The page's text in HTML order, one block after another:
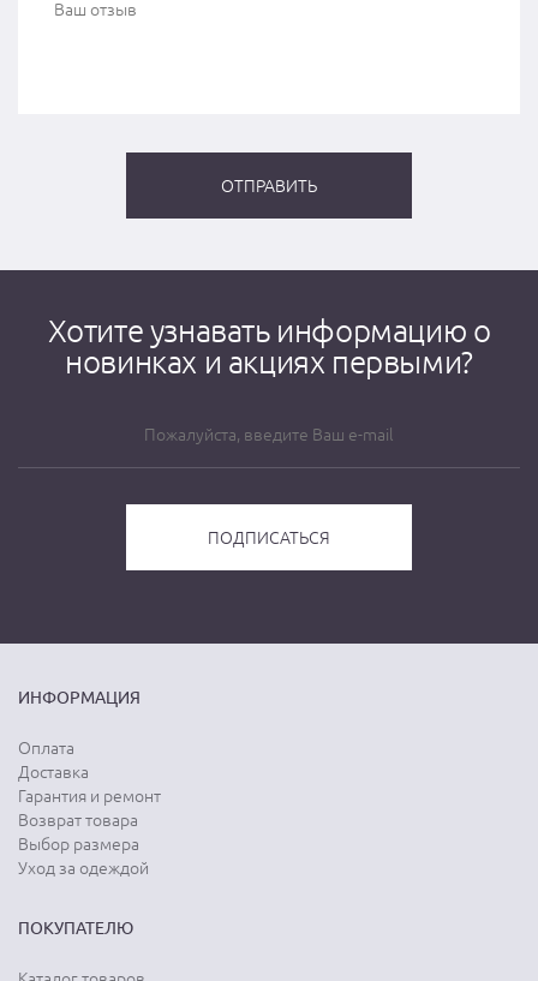
Хотите узнавать информацию о
новинках и акциях первыми?
ИНФОРМАЦИЯ
Оплата
Доставка
Гарантия и ремонт
Возврат товара
Выбор размера
Уход за одеждой
ПОКУПАТЕЛЮ